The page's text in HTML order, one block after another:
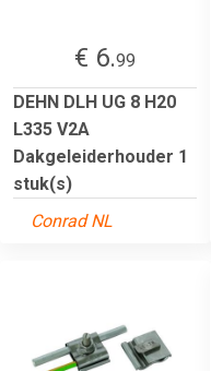
€ 6.99
DEHN DLH UG 8 H20
L335 V2A
Dakgeleiderhouder 1
stuk(s)
Conrad NL